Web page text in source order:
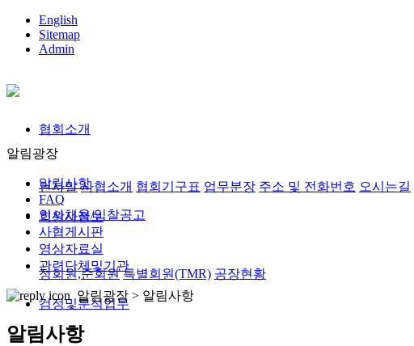
English
Sitemap
Admin
협회소개
인사말 사협소개 협회기구표 업무분장 주소 및 전화번호 오시는길
회원사정보
정회원,준회원 특별회원(TMR) 공장현황
검정및분석업무
알림광장
알림사항
FAQ
인사채용/입찰공고
사협게시판
영상자료실
관련단체및기관
알림광장 > 알림사항
알림사항